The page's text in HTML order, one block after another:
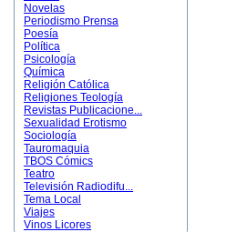
Novelas
Periodismo Prensa
Poesía
Política
Psicología
Química
Religión Católica
Religiones Teología
Revistas Publicacione...
Sexualidad Erotismo
Sociología
Tauromaquia
TBOS Cómics
Teatro
Televisión Radiodifu...
Tema Local
Viajes
Vinos Licores